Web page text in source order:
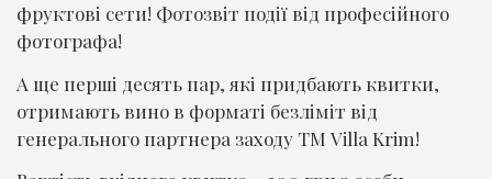
фруктові сети! Фотозвіт події від професійного
фотографа!
А ще перші десять пар, які придбають квитки,
отримають вино в форматі безліміт від
генерального партнера заходу ТМ Villa Krim!